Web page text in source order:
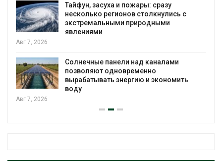
Тайфун, засуха и пожары: сразу
несколько регионов столкнулись с
экстремальными природными
явлениями
Авг 7, 2026
Солнечные панели над каналами
позволяют одновременно
вырабатывать энергию и экономить
воду
Авг 7, 2026